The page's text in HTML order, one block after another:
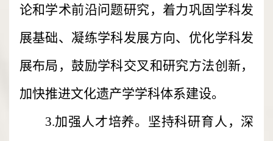
论和学术前沿问题研究，着力巩固学科发
展基础、凝练学科发展方向、优化学科发
展布局，鼓励学科交叉和研究方法创新，
加快推进文化遗产学学科体系建设。
3.加强人才培养。坚持科研育人，深